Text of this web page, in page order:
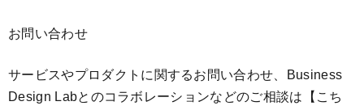
お問い合わせ
サービスやプロダクトに関するお問い合わせ、Business
Design Labとのコラボレーションなどのご相談は 【こち